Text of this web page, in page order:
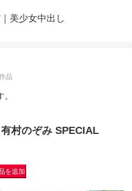
美少女中出し
品
有村のぞみ SPECIAL
を追加